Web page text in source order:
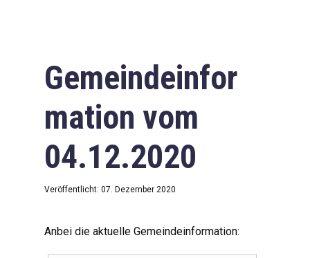
Gemeindeinfor
mation vom
04.12.2020
Veröffentlicht: 07. Dezember 2020
Anbei die aktuelle Gemeindeinformation: